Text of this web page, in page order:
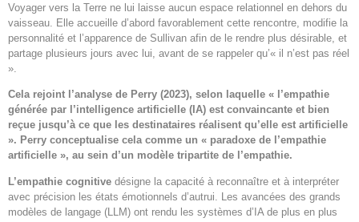
Voyager vers la Terre ne lui laisse aucun espace relationnel en dehors du
vaisseau. Elle accueille d’abord favorablement cette rencontre, modifie la
personnalité et l’apparence de Sullivan afin de le rendre plus désirable, et
partage plusieurs jours avec lui, avant de se rappeler qu’« il n’est pas réel
».
Cela rejoint l’analyse de Perry (2023), selon laquelle « l’empathie
générée par l’intelligence artificielle (IA) est convaincante et bien
reçue jusqu’à ce que les destinataires réalisent qu’elle est artificielle
». Perry conceptualise cela comme un « paradoxe de l’empathie
artificielle », au sein d’un modèle tripartite de l’empathie.
L’empathie cognitive désigne la capacité à reconnaître et à interpréter
avec précision les états émotionnels d’autrui. Les avancées des grands
modèles de langage (LLM) ont rendu les systèmes d’IA de plus en plus